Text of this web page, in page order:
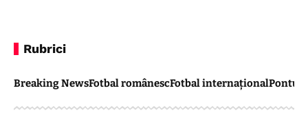
Rubrici
Breaking NewsFotbal românescFotbal internaționalPontul